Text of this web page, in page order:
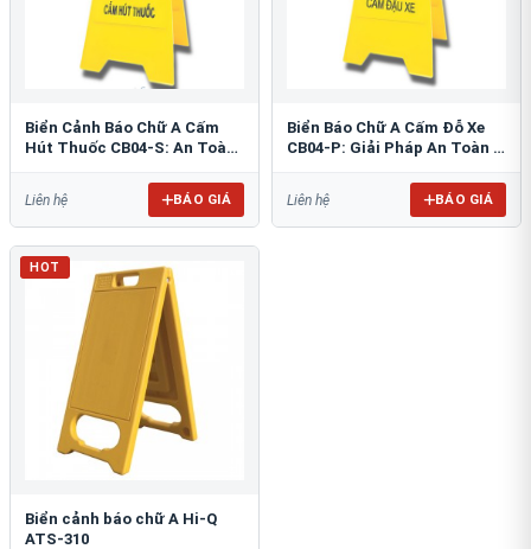
Biển Cảnh Báo Chữ A Cấm
Hút Thuốc CB04-S: An Toàn
Liên hệ BÁO GIÁ
Biển Báo Chữ A Cấm Đỗ Xe
CB04-P: Giải Pháp An Toàn &
Liên hệ BÁO GIÁ
HOT
Biển cảnh báo chữ A Hi-Q
ATS-310